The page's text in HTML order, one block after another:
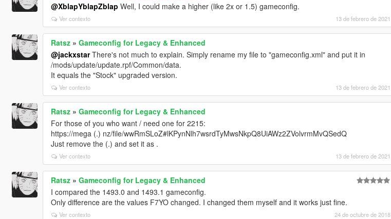
@XblapYblapZblap Well, I could make a higher (like 2x or 1.5) gameconfig.
Ver contexto 13 de febrero de 2021
Ratsz» Gameconfig for Legacy & Enhanced
@jackxstarThere's not much to explain. Simply rename my file to "gameconfig.xml" and put it in
/mods/update/update.rpf/Common/data.
It equals the "Stock" upgraded version.
Ver contexto 13 de febrero de 2021
Ratsz» Gameconfig for Legacy & Enhanced
For those of you who want / need one for 2215:
https://mega (.) nz/file/wwRmSLoZ#lKPynNlh7wsrdTyMwsNkpQ8UiAWz2ZVolvrmMvQSedQ
Just remove the (.) and set it as .
Ver contexto 13 de febrero de 2021
Ratsz» Gameconfig for Legacy & Enhanced
I compared the 1493.0 and 1493.1 gameconfig.
Only difference are the values F7YO changed. I changed them myself and it works just fine.
Ver contexto 24 de octubre de 2018